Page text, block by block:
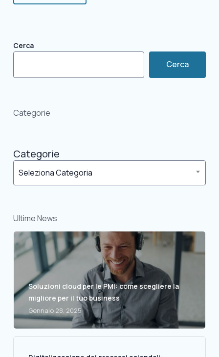
Cerca
Cerca
Categorie
Categorie
Seleziona Categoria
Ultime News
Soluzioni cloud per le PMI: come scegliere la
migliore per il tuo business
Gennaio 28, 2025